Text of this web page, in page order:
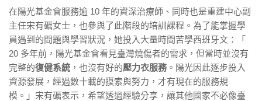
在陽光基金會服務逾 10 年的資深治療師、同時也是重建中心副
主任宋有礪女士，也參與了此階段的培訓課程。為了能掌握學
員遇到的問題與學習狀況，她投入大量時間苦學西班牙文：「
20 多年前，陽光基金會看見臺灣燒傷者的需求，但當時並沒有
完整的復健系統 ，也沒有好的壓力衣服務。陽光因此逐步投入
資源發展，經過數十載的摸索與努力，才有現在的服務規
模。」宋有礪表示，希望透過經驗分享，讓其他國家不必像臺